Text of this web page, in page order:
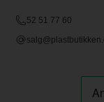
52 51 77 60